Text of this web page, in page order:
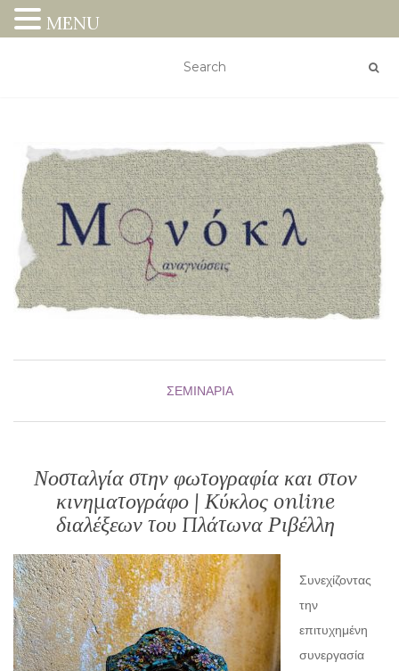
ΣΕΜΙΝΆΡΙΑ
Νοσταλγία στην φωτογραφία και στον
κινηματογράφο | Κύκλος online
διαλέξεων του Πλάτωνα Ριβέλλη
Συνεχίζοντας
την
επιτυχημένη
συνεργασία
MENU